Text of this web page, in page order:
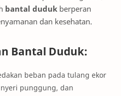
bantal duduk berperan
dan kesehatan.
Bantal Duduk:
beban pada tulang ekor
punggung, dan